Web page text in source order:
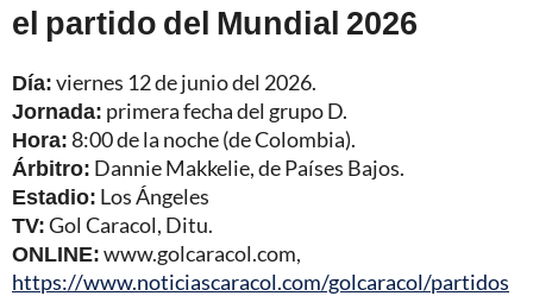
el partido del Mundial 2026
Día:viernes 12 de junio del 2026.
Jornada: primera fecha del grupo D.
Hora:8:00 de la noche (de Colombia).
Árbitro: Dannie Makkelie, de Países Bajos.
Estadio: Los Ángeles
TV:Gol Caracol, Ditu.
ONLINE:www.golcaracol.com,
https://www.noticiascaracol.com/golcaracol/partidos